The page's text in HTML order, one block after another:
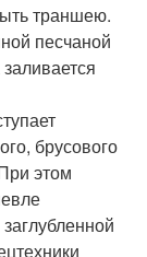
траншею.
песчаной
брусового
этом